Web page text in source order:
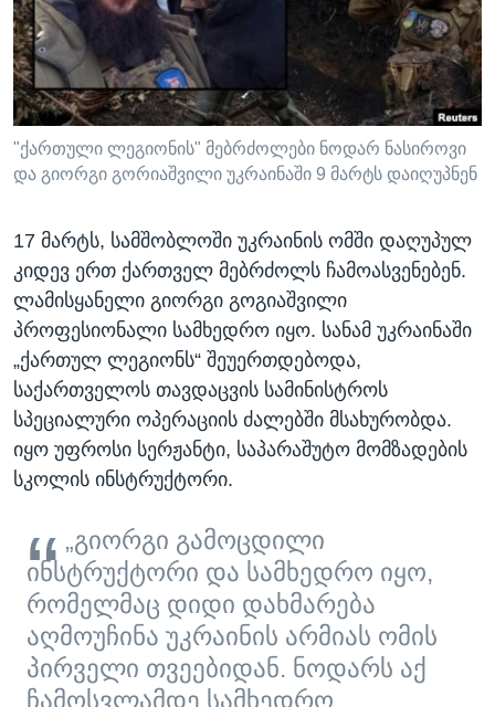
ᲡᲢᲣᲓᲘᲐ ᲕᲐᲨᲘᲜᲒᲢᲝᲜᲘ
ᲔᲙᲝᲜᲝᲛᲘᲙᲐ
ᲯᲐᲜᲛᲠᲗᲔᲚᲝᲑᲐ
ᲛᲔᲪᲜᲘᲔᲠᲔᲑᲐ
ᲘᲜᲢᲔᲠᲕᲘᲣ
ᲙᲣᲚᲢᲣᲠᲐ
ᲓᲔᲖᲘᲜᲤᲝᲠᲛᲐᲪᲘᲐ
Learning English
ᲗᲕᲐᲚᲘ ᲒᲕᲐᲓᲔᲕᲜᲔᲗ
"ქართული ლეგიონის" მებრძოლები ნოდარ ნასიროვი
და გიორგი გორიაშვილი უკრაინაში 9 მარტს დაიღუპნენ
17 მარტს, სამშობლოში უკრაინის ომში დაღუპულ
კიდევ ერთ ქართველ მებრძოლს ჩამოასვენებენ.
ლამისყანელი გიორგი გოგიაშვილი
პროფესიონალი სამხედრო იყო. სანამ უკრაინაში
„ქართულ ლეგიონს“ შეუერთდებოდა,
საქართველოს თავდაცვის სამინისტროს
სპეციალური ოპერაციის ძალებში მსახურობდა.
იყო უფროსი სერჟანტი, საპარაშუტო მომზადების
სკოლის ინსტრუქტორი.
„გიორგი გამოცდილი
ინსტრუქტორი და სამხედრო იყო,
რომელმაც დიდი დახმარება
აღმოუჩინა უკრაინის არმიას ომის
პირველი თვეებიდან. ნოდარს აქ
ჩამოსვლამდე სამხედრო